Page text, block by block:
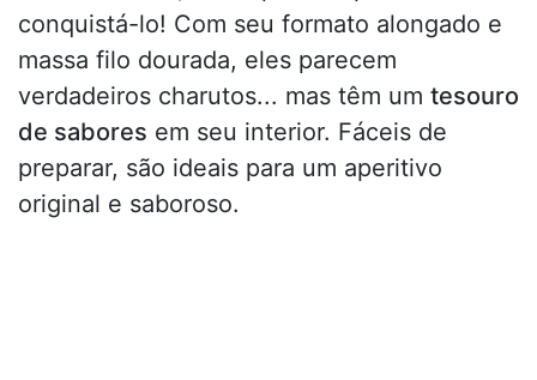
conquistá-lo! Com seu formato alongado e
massa filo dourada, eles parecem
verdadeiros charutos... mas têm um tesouro
de sabores em seu interior. Fáceis de
preparar, são ideais para um aperitivo
original e saboroso.